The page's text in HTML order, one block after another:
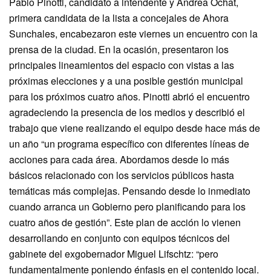
primera candidata de la lista a concejales de Ahora
Sunchales, encabezaron este viernes un encuentro con la
prensa de la ciudad. En la ocasión, presentaron los
principales lineamientos del espacio con vistas a las
próximas elecciones y a una posible gestión municipal
para los próximos cuatro años. Pinotti abrió el encuentro
agradeciendo la presencia de los medios y describió el
trabajo que viene realizando el equipo desde hace más de
un año “un programa específico con diferentes líneas de
acciones para cada área. Abordamos desde lo más
básicos relacionado con los servicios públicos hasta
temáticas más complejas. Pensando desde lo inmediato
cuando arranca un Gobierno pero planificando para los
cuatro años de gestión”. Este plan de acción lo vienen
desarrollando en conjunto con equipos técnicos del
gabinete del exgobernador Miguel Lifschtz: “pero
fundamentalmente poniendo énfasis en el contenido local.